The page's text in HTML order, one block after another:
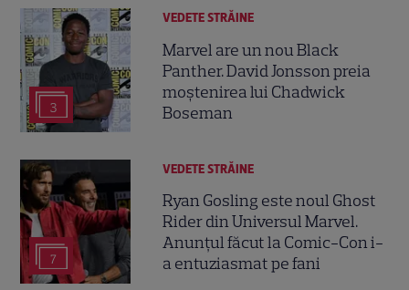
3
VEDETE STRĂINE
Marvel are un nou Black
Panther. David Jonsson preia
moștenirea lui Chadwick
Boseman
7
VEDETE STRĂINE
Ryan Gosling este noul Ghost
Rider din Universul Marvel.
Anunțul făcut la Comic-Con i-
a entuziasmat pe fani